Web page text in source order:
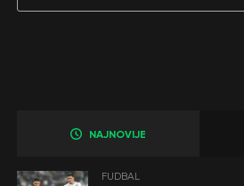
NAJNOVIJE
FUDBAL